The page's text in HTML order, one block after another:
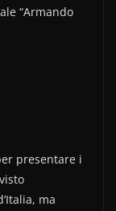
“Armando
presentare i
ma